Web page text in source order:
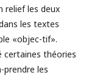
relief les deux
les textes
«objec-tif».
certaines théories
les